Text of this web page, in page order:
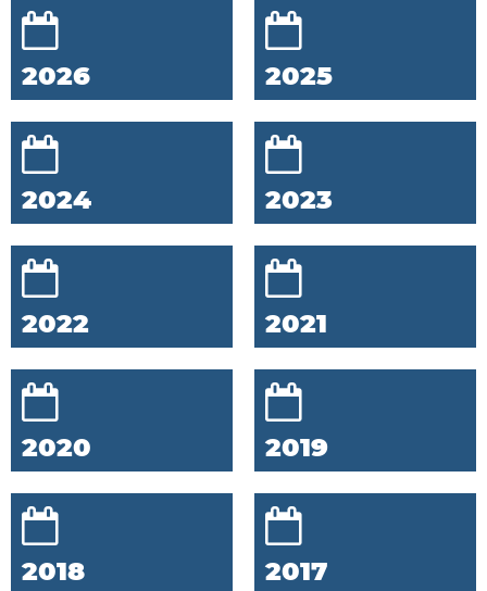
2026 2025
2024 2023
2022 2021
2020 2019
2018 2017